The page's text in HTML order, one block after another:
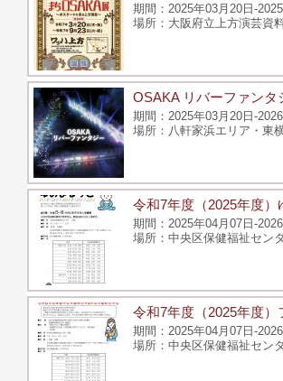
2025年03月20日-
大阪府立上方演芸資
OSAKA リバーファンタ
2025年03月20日-
八軒家浜エリア・東
令和7年度（2025年度）
2025年04月07日-
中央区保健福祉セン
令和7年度（2025年度
2025年04月07日-
中央区保健福祉セン